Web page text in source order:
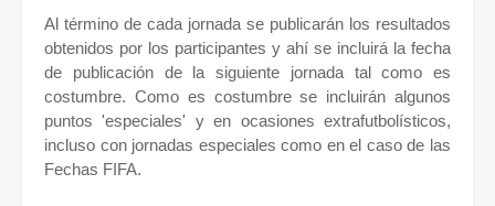
Al término de cada jornada se publicarán los resultados
obtenidos por los participantes y ahí se incluirá la fecha
de publicación de la siguiente jornada tal como es
costumbre. Como es costumbre se incluirán algunos
puntos 'especiales' y en ocasiones extrafutbolísticos,
incluso con jornadas especiales como en el caso de las
Fechas FIFA.